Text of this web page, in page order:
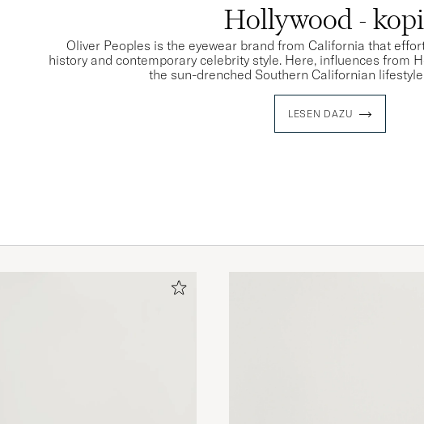
Hollywood -
Oliver Peoples is the eyewear brand from California that
history and contemporary celebrity style. Here, influences from
the sun-drenched Southern Californian
LESEN DAZU